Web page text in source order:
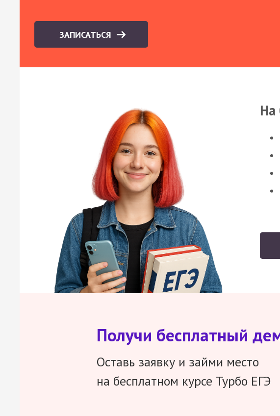
ЗАПИСАТЬСЯ
На
Получи бесплатный
Оставь заявку и займи место
на бесплатном курсе Турбо ЕГЭ